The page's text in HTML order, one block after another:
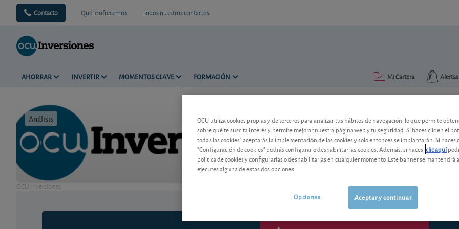
Contacto Qué le ofrecemos Todos nuestros contactos
AHORRAR INVERTIR MOMENTOS CLAVE FORMACIÓN Alertas
Mi Cartera
Análisis Tiempo de lectura: 2 min.
OCU Inversiones
¿Adiós a las monedas de 1 y
La venta de productos con precios
OCU utiliza cookies propias y de terceros para analizar tus hábitos de navegación, lo que permite
sobre qué te suscita interés y permite mejorar nuestra página web y tu seguridad. Si haces clic en el
todas las cookies" aceptarás la implementación de las cookies y solo entonces se implantarán. Si haces
"Configuración de cookies" podrás configurar o deshabilitar las cookies. Además, si haces clic aquí
política de cookies y configurarlas o deshabilitarlas en cualquier momento. Este banner se mantendrá
ejecutes alguna de estas dos opciones.
Aceptar y continuar
Opciones